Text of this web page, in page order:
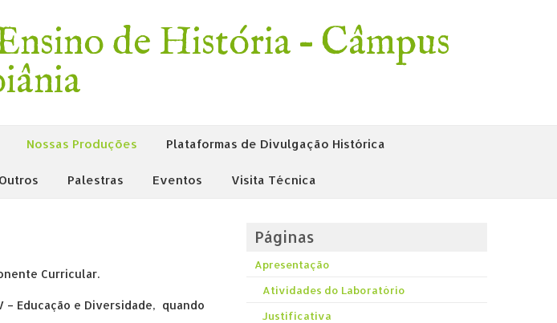
de História – Câmpus
Nossas Produções Plataformas de Divulgação Histórica
Outros Palestras Eventos Visita Técnica
Curricular.
– Educação e Diversidade, quando
Páginas
Apresentação
Atividades do Laboratório
Justificativa